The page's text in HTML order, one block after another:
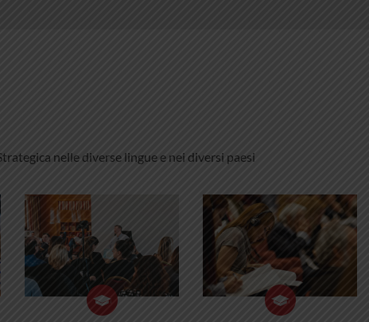
nelle diverse lingue e nei diversi paesi